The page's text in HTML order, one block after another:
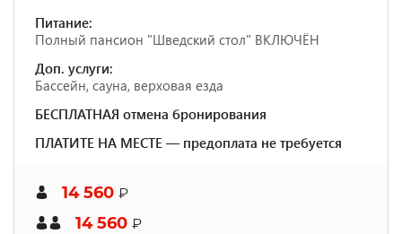
Питание:
Полный пансион "Шведский стол" ВКЛЮЧЁН
Доп. услуги:
Бассейн, сауна, верховая езда
БЕСПЛАТНАЯ отмена бронирования
ПЛАТИТЕ НА МЕСТЕ — предоплата не требуется
14 560 ₽
14 560 ₽